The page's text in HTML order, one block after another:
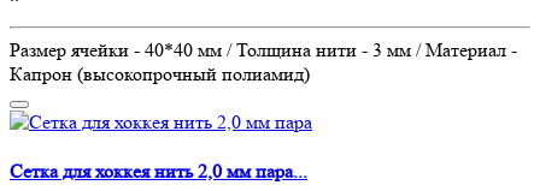
Размер ячейки - 40*40 мм / Толщина нити - 3 мм / Материал -
Капрон (высокопрочный полиамид)
Сетка для хоккея нить 2,0 мм пара...